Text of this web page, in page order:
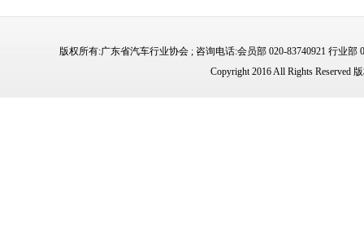
版权所有:广东省汽车行业协会 ; 咨询电话:会员部 020-83740921 行业部
Copyright 2016 All Rights